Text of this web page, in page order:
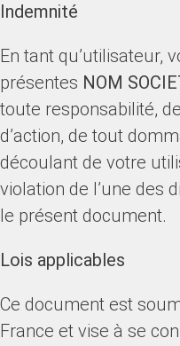
Indemnité
En tant qu’utilisateur,
présentes NOM
toute responsabilité,
d’action, de tout
découlant de votre
violation de l’une des
le présent document.
Lois applicables
Ce document est
France et vise à se